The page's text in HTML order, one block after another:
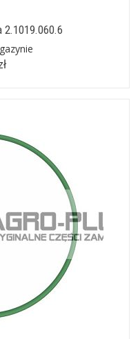
2.1019.060.6